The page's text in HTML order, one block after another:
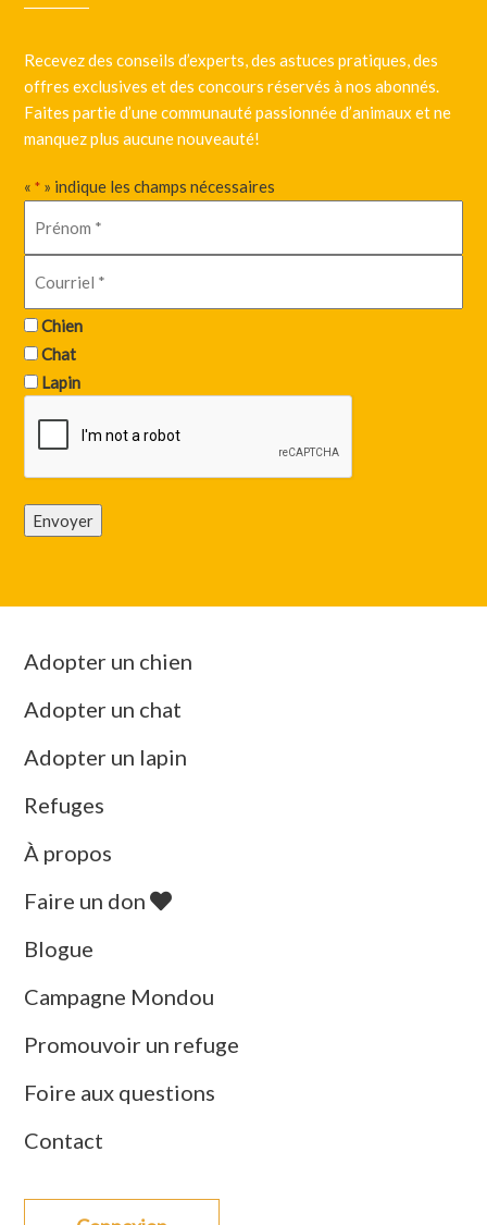
Recevez des conseils d’experts, des astuces pratiques, des
offres exclusives et des concours réservés à nos abonnés.
Faites partie d’une communauté passionnée d’animaux et ne
manquez plus aucune nouveauté!
«* » indique les champs nécessaires
Chien
Chat
Lapin
Envoyer
Adopter un chien
Adopter un chat
Adopter un lapin
Refuges
À propos
Faire un don
Blogue
Campagne Mondou
Promouvoir un refuge
Foire aux questions
Contact